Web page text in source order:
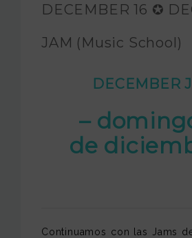
CONTACT
DECEMBER 16 ✪
JAM (Music School)
DECEMBER
–
de
Continuamos con las Jams